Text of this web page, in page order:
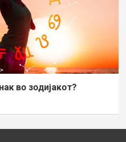
во зодијакот?